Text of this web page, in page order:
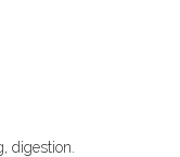
digestion.